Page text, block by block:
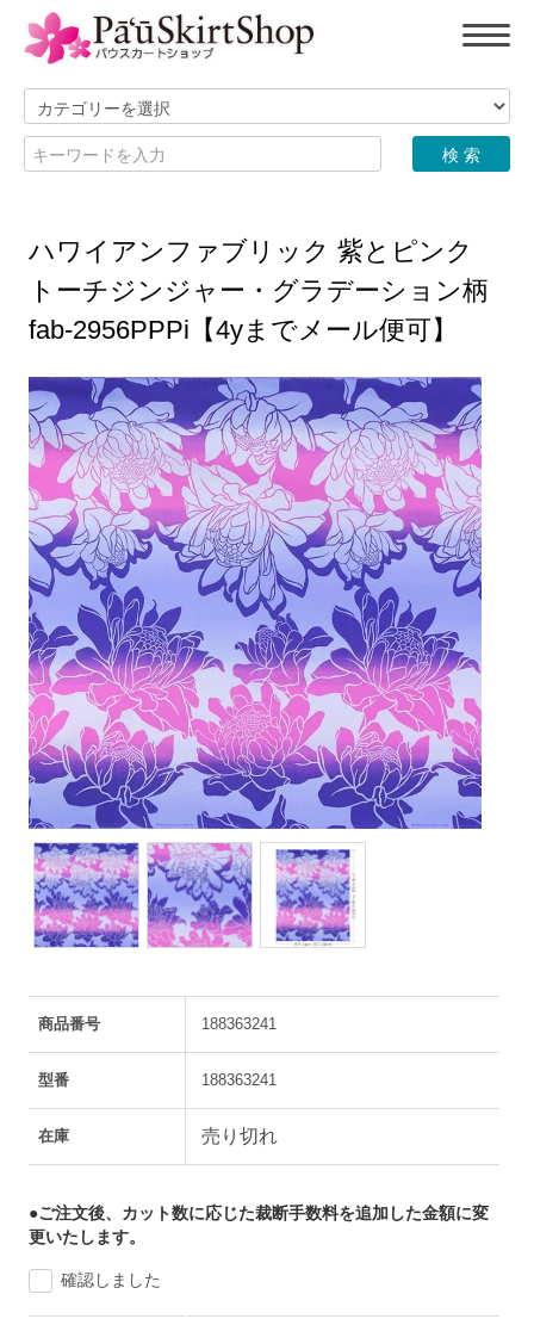
ハワイアンファブリック 紫とピンク
トーチジンジャー・グラデーション柄
fab-2956PPPi【4yまでメール便可】
商品番号 188363241
型番 188363241
在庫 売り切れ
●ご注文後、カット数に応じた裁断手数料を追加した金額に変
更いたします。
確認しました